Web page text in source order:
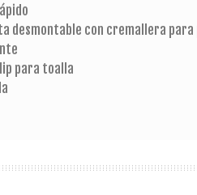
desmontable con cremallera
para toalla